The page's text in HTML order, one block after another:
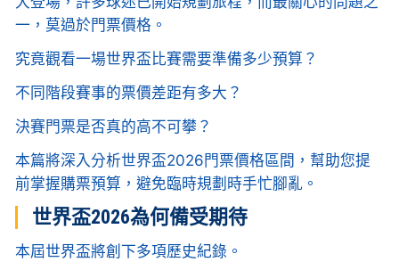
一，莫過於門票價格。
究竟觀看一場世界盃比賽需要準備多少預算？
不同階段賽事的票價差距有多大？
決賽門票是否真的高不可攀？
本篇將深入分析世界盃2026門票價格區間，幫助您提
前掌握購票預算，避免臨時規劃時手忙腳亂。
世界盃2026為何備受期待
本屆世界盃將創下多項歷史紀錄。